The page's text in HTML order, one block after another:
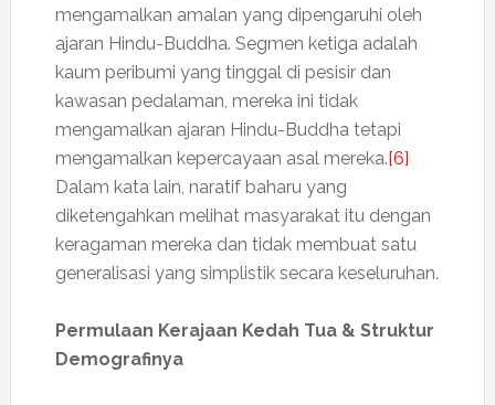
mengamalkan amalan yang dipengaruhi oleh
ajaran Hindu-Buddha. Segmen ketiga adalah
kaum peribumi yang tinggal di pesisir dan
kawasan pedalaman, mereka ini tidak
mengamalkan ajaran Hindu-Buddha tetapi
mengamalkan kepercayaan asal mereka.[6]
Dalam kata lain, naratif baharu yang
diketengahkan melihat masyarakat itu dengan
keragaman mereka dan tidak membuat satu
generalisasi yang simplistik secara keseluruhan.
Permulaan Kerajaan Kedah Tua & Struktur
Demografinya